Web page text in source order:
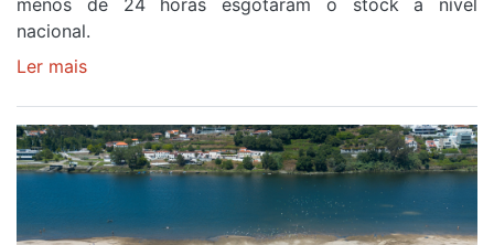
menos de 24 horas esgotaram o stock a nível
nacional.
Ler mais
gratuitos
para
observar
eclipse